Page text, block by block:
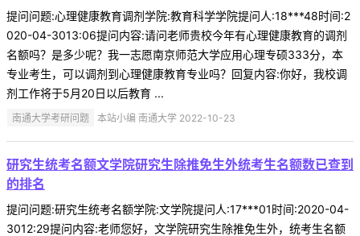
提问问题:心理健康教育调剂学院:教育科学学院提问人:18***48时间:2
020-04-3013:06提问内容:请问老师贵校今年有心理健康教育的调剂
名额吗？是多少呢？我一志愿南京师范大学应用心理专硕333分，本
专业考生，可以调剂到心理健康教育专业吗？回复内容:你好，我校调
剂工作将于5月20日以后教育 ...
南通大学考研问题 本站小编 南通大学 2022-10-23
研究生统考名额文学院研究生除推免生外统考生名额数已查到
的排名
提问问题:研究生统考名额学院:文学院提问人:17***01时间:2020-04-
3012:29提问内容:老师您好，文学院研究生除推免生外，统考生名额